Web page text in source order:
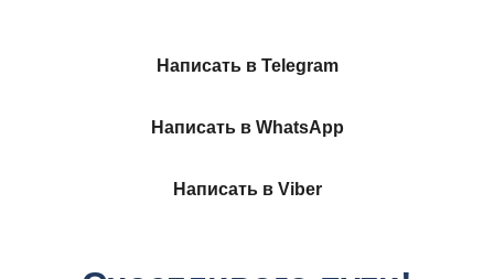
Написать в Telegram
Написать в WhatsApp
Написать в Viber